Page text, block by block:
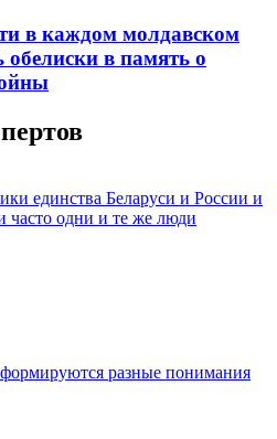
в каждом молдавском
обелиски в память о
единства Беларуси и России и
часто одни и те же люди
разные понимания